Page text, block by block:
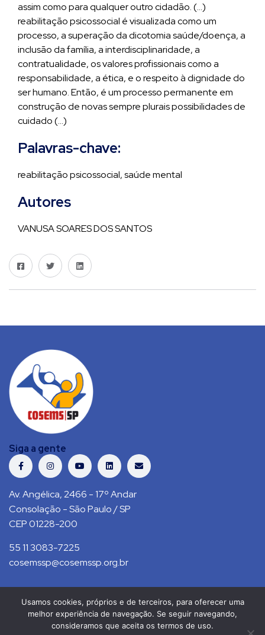
assim como para qualquer outro cidadão. (…)
reabilitação psicossocial é visualizada como um
processo, a superação da dicotomia saúde/doença, a
inclusão da família, a interdisciplinaridade, a
contratualidade, os valores profissionais como a
responsabilidade, a ética, e o respeito à dignidade do
ser humano. Então, é um processo permanente em
construção de novas sempre plurais possibilidades de
cuidado (…)
Palavras-chave:
reabilitação psicossocial, saúde mental
Autores
VANUSA SOARES DOS SANTOS
Siga a gente
Av. Angélica, 2466 - 17º Andar
Consolação - São Paulo / SP
CEP 01228-200
55 11 3083-7225
cosemssp@cosemssp.org.br
Política de Privacidade Contato
Usamos cookies, próprios e de terceiros, para oferecer uma
melhor experiência de navegação. Se seguir navegando,
consideramos que aceita os termos de uso.